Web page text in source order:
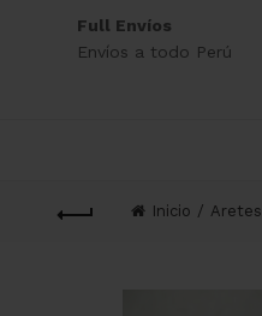
Full Envíos
Envíos a todo Perú
Inicio Aretes